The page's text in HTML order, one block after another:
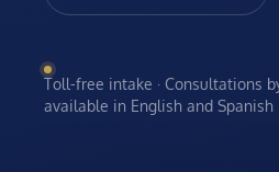
Toll-free intake · Consultations
available in English and Spanish